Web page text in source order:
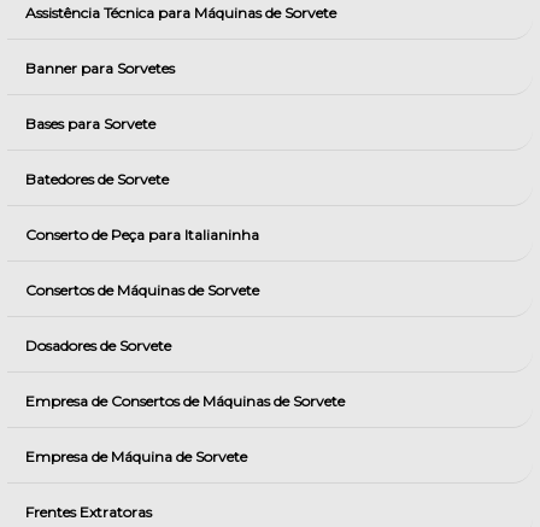
Assistência Técnica para Máquinas de Sorvete
Banner para Sorvetes
Bases para Sorvete
Batedores de Sorvete
Conserto de Peça para Italianinha
Consertos de Máquinas de Sorvete
Dosadores de Sorvete
Empresa de Consertos de Máquinas de Sorvete
Empresa de Máquina de Sorvete
Frentes Extratoras